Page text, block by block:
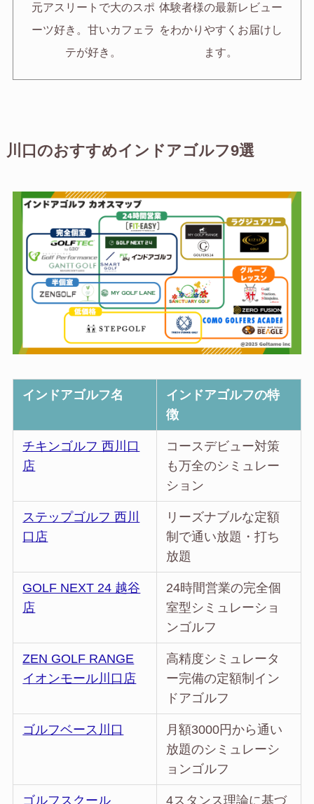
元アスリートで大のスポ
ーツ好き。甘いカフェラ
テが好き。
体験者様の最新レビュー
をわかりやすくお届けし
ます。
川口のおすすめインドアゴルフ9選
インドアゴルフ名
インドアゴルフの特
徴
チキンゴルフ 西川口
店
コースデビュー対策
も万全のシミュレー
ション
ステップゴルフ 西川
口店
リーズナブルな定額
制で通い放題・打ち
放題
GOLF NEXT 24 越谷
店
24時間営業の完全個
室型シミュレーショ
ンゴルフ
ZEN GOLF RANGE
イオンモール川口店
高精度シミュレータ
ー完備の定額制イン
ドアゴルフ
ゴルフベース川口
月額3000円から通い
放題のシミュレーシ
ョンゴルフ
ゴルフスクール 4スタンス理論に基づ